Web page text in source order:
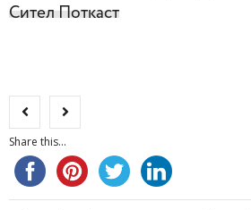
Сител Поткаст
Share this...